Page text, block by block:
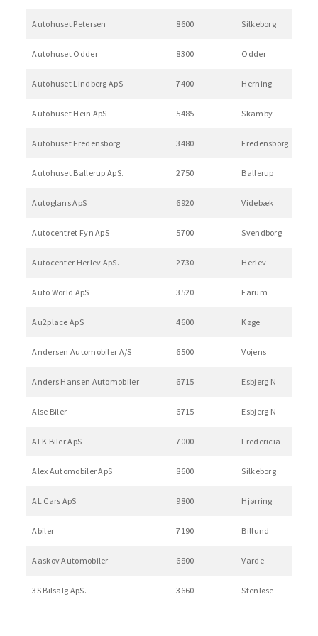
Autohuset Petersen 8600 Silkeborg
Autohuset Odder 8300 Odder
Autohuset Lindberg ApS 7400 Herning
Autohuset Hein ApS 5485 Skamby
Autohuset Fredensborg 3480 Fredensborg
Autohuset Ballerup ApS. 2750 Ballerup
Autoglans ApS 6920 Videbæk
Autocentret Fyn ApS 5700 Svendborg
Autocenter Herlev ApS. 2730 Herlev
Auto World ApS 3520 Farum
Au2place ApS 4600 Køge
Andersen Automobiler A/S 6500 Vojens
Anders Hansen Automobiler 6715 Esbjerg N
Alse Biler 6715 Esbjerg N
ALK Biler ApS 7000 Fredericia
Alex Automobiler ApS 8600 Silkeborg
AL Cars ApS 9800 Hjørring
Abiler 7190 Billund
Aaskov Automobiler 6800 Varde
3S Bilsalg ApS. 3660 Stenløse